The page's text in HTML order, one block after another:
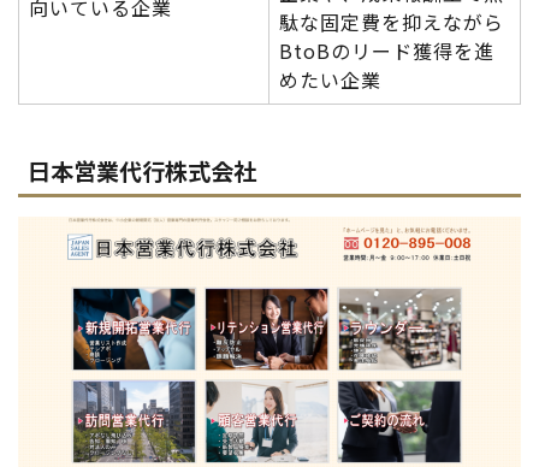
向いている企業
駄な固定費を抑えながら
BtoBのリード獲得を進
めたい企業
日本営業代行株式会社